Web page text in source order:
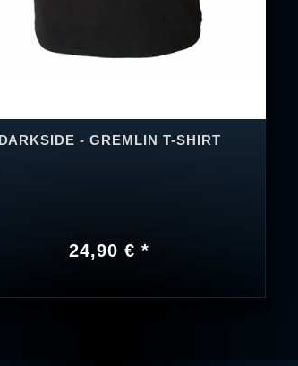
DARKSIDE - GREMLIN T-SHIRT
24,90 € *